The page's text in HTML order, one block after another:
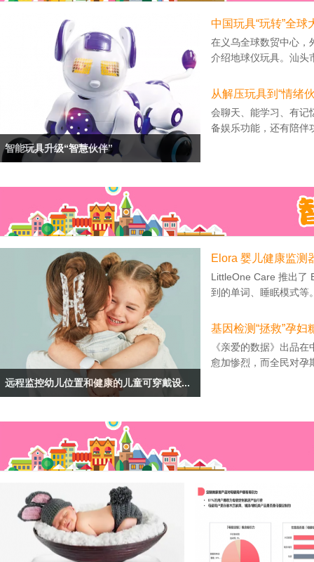
智能玩具升级“智慧伙伴”
中国玩具“玩转”全
在义乌全球数贸中心，
介绍地球仪玩具。汕头
从解压玩具到“情绪
会聊天、能学习、有记
备娱乐功能，还有陪伴
远程监控幼儿位置和健康的儿童可穿戴设...
Elora 婴儿健康监测
LittleOne Care 推出了
到的单词、睡眠模式等
基因检测“拯救”孕妇
《亲爱的数据》出品
愈加惨烈，而全民对孕